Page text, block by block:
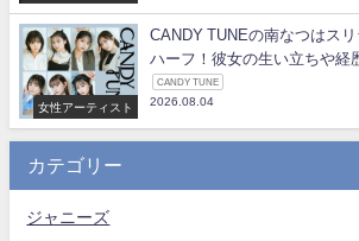
女性アーティスト
CANDY TUNEの南なつはス
ハーフ！彼女の生い立ちや経
CANDY TUNE
2026.08.04
カテゴリー
ジャニーズ